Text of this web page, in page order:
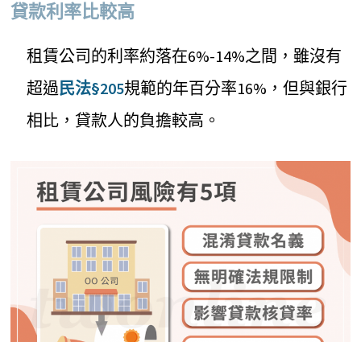
貸款利率比較高
租賃公司的利率約落在6%-14%之間，雖沒有
超過 民法§205規範的年百分率16%，但與銀行
相比，貸款人的負擔較高。